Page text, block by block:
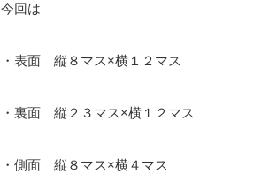
今回は
・表面 縦８マス×横１２マス
・裏面 縦２３マス×横１２マス
・側面 縦８マス×横４マス